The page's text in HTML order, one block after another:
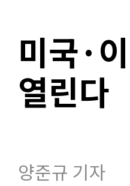
미국·
열린다
양준규 기자